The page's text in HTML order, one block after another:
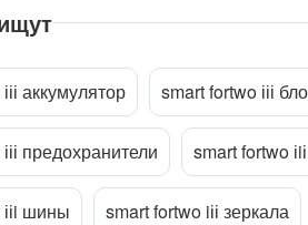
файл
аккумулятор smart fortwo ііі
предохранители smart fortwo
шины smart fortwo iіі зеркала